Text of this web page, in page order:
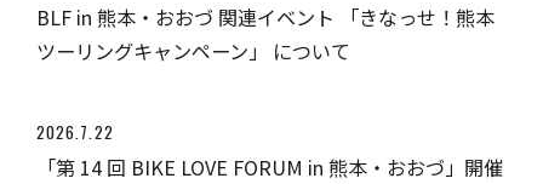
BLF in 熊本・おおづ 関連イベント 「きなっせ！熊本
ツーリングキャンペーン」 について
2026.7.22
「第 14 回 BIKE LOVE FORUM in 熊本・おおづ」開催